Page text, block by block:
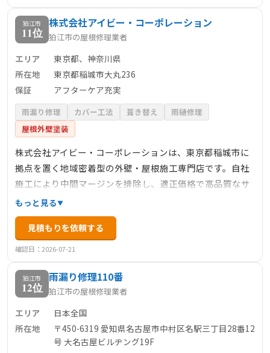
ださい。
狛江市
11位
株式会社アイビー・コーポレーション
狛江市の屋根修理業者
エリア
東京都、神奈川県
所在地
東京都稲城市大丸236
保証
アフターケア充実
雨漏り修理 カバー工法 葺き替え
雨樋修理
屋根外壁塗装
株式会社アイビー・コーポレーションは、東京都稲城市に
拠点を置く地域密着型の外壁・屋根施工専門店です。自社
施工により中間マージンを排除し、適正価格で高品質なサ
ービスを提供しています。お客様の声を大切にし、希望や
要望を丁寧にヒアリング。施工後のアフターケアも充実し
ており、万が一不具合が発生した場合には迅速に対応しま
す。経験豊富なスタッフが在籍し、外壁塗装、屋根塗装、
雨漏り・防水工事、内装・外装のリフォーム全般を手掛け
ています。
もっと見る
見積もりを依頼する
確認日：2026-07-21
狛江市
12位
雨漏り修理110番
狛江市の屋根修理業者
エリア
日本全国
所在地
〒450-6319 愛知県名古屋市中村区名駅三丁目28番12
号 大名古屋ビルヂング19F